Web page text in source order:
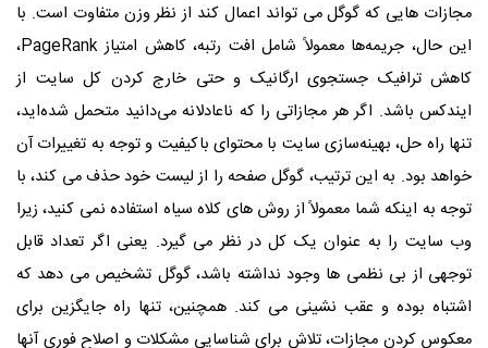
مجازات هایی که گوگل می تواند اعمال کند از نظر وزن متفاوت است. با
این حال، جریمه‌ها معمولاً شامل افت رتبه، کاهش امتیاز PageRank،
کاهش ترافیک جستجوی ارگانیک و حتی خارج کردن کل سایت از
ایندکس باشد. اگر هر مجازاتی را که ناعادلانه می‌دانید متحمل شده‌اید،
تنها راه حل، بهینه‌سازی سایت با محتوای باکیفیت و توجه به تغییرات آن
خواهد بود. به این ترتیب، گوگل صفحه را از لیست خود حذف می کند، با
توجه به اینکه شما معمولاً از روش های کلاه سیاه استفاده نمی کنید، زیرا
وب سایت را به عنوان یک کل در نظر می گیرد. یعنی اگر تعداد قابل
توجهی از بی نظمی ها وجود نداشته باشد، گوگل تشخیص می دهد که
اشتباه بوده و عقب نشینی می کند. همچنین، تنها راه جایگزین برای
معکوس کردن مجازات، تلاش برای شناسایی مشکلات و اصلاح فوری آنها